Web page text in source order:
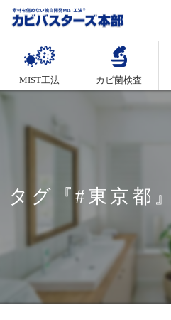
MIST工法 カビ菌検査
タグ『#東京都